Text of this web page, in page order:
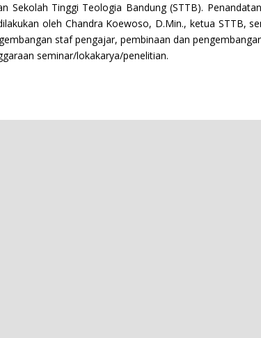
Sekolah Tinggi Teologia Bandung (STTB).
oleh Chandra Koewoso, D.Min., ketua STTB,
staf pengajar, pembinaan dan
seminar/lokakarya/penelitian.